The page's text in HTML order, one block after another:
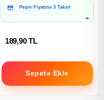
Peşin Fiyatına 3 Taksit
189,90 TL
Sepete Ekle